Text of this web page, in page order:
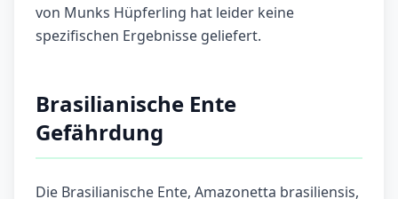
von Munks Hüpferling hat leider keine
spezifischen Ergebnisse geliefert.
Brasilianische Ente
Gefährdung
Die Brasilianische Ente, Amazonetta brasiliensis,